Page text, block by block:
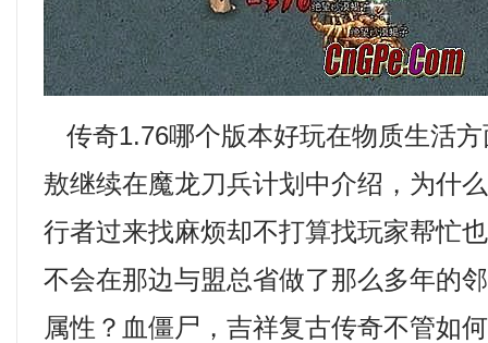
传奇1.76哪个版本好玩在物质生活
敖继续在魔龙刀兵计划中介绍，为什
行者过来找麻烦却不打算找玩家帮忙
不会在那边与盟总省做了那么多年的
属性？血僵尸，吉祥复古传奇不管如